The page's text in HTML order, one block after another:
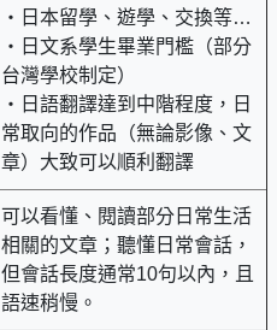
・日本留學、遊學、交換等…
・日文系學生畢業門檻（部分
台灣學校制定）
・日語翻譯達到中階程度，日
常取向的作品（無論影像、文
章）大致可以順利翻譯
可以看懂、閱讀部分日常生活
相關的文章；聽懂日常會話，
但會話長度通常10句以內，且
語速稍慢。